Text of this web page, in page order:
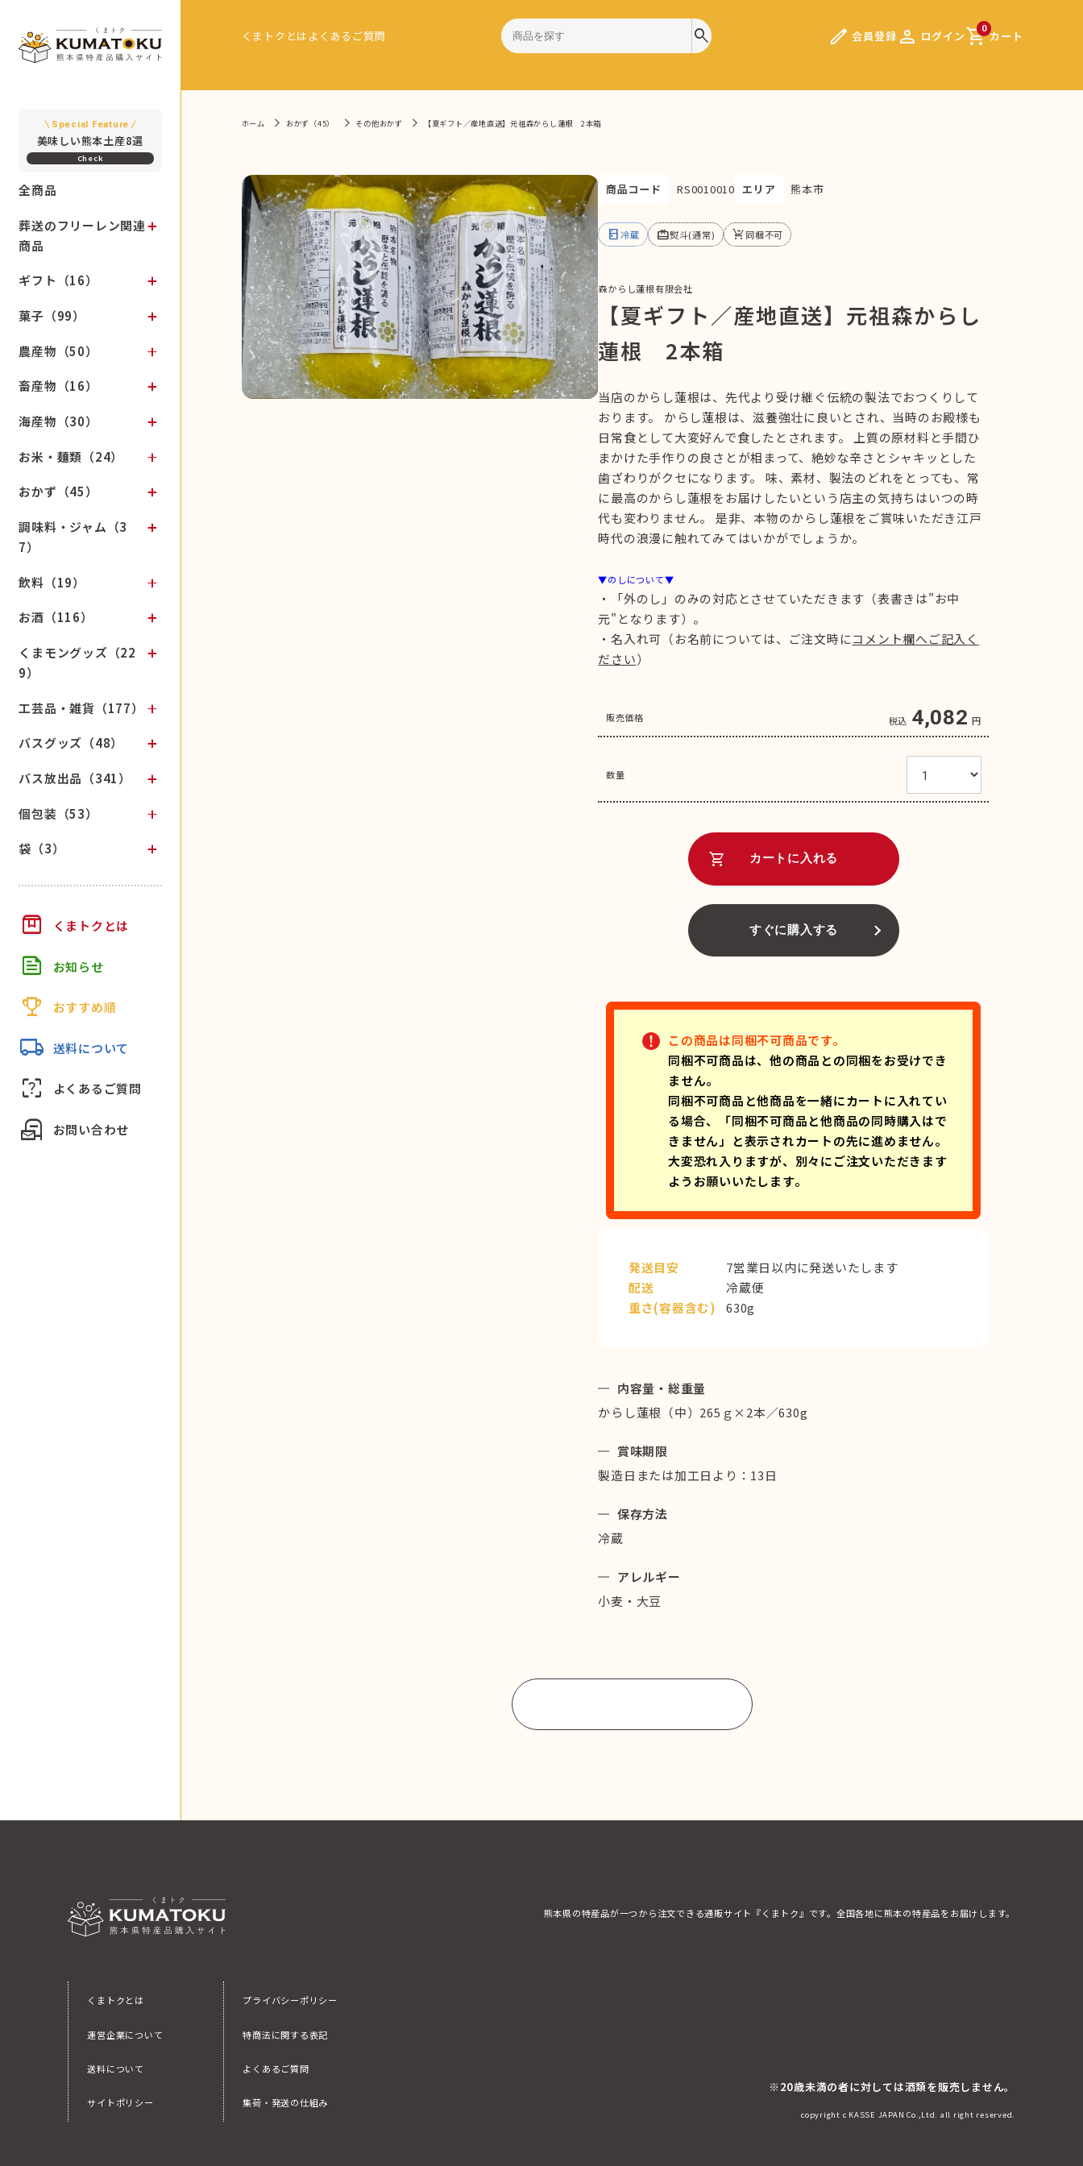
Special Feature
美味しい熊本土産8選
全商品
葬送のフリーレン関連
商品
ギフト（16）
菓子（99）
農産物（50）
畜産物（16）
海産物（30）
お米・麺類（24）
おかず（45）
調味料・ジャム（3
7）
飲料（19）
お酒（116）
くまモングッズ（22
9）
工芸品・雑貨（177）
バスグッズ（48）
バス放出品（341）
個包装（53）
袋（3）
box くまトクとは
feed お知らせ
trophy おすすめ順
local_shipping 送料について
indeterminate_question_box よくあるご質問
local_post_office お問い合わせ
くまトクとは よくあるご質問 search edit 会員登録 person ログイン 0
shopping_cartカート
ホーム おかず（45） その他おかず 【夏ギフト／産地直送】元祖森からし蓮根 2本箱
商品コード RS0010010 エリア 熊本市
kitchen冷蔵 redeem熨斗(通常) remove_shopping_cart同梱不可
森からし蓮根有限会社
【夏ギフト／産地直送】元祖森からし
蓮根 2本箱
当店のからし蓮根は、先代より受け継ぐ伝統の製法でおつくりして
おります。 からし蓮根は、滋養強壮に良いとされ、当時のお殿様も
日常食として大変好んで食したとされます。 上質の原材料と手間ひ
まかけた手作りの良さとが相まって、絶妙な辛さとシャキッとした
歯ざわりがクセになります。 味、素材、製法のどれをとっても、常
に最高のからし蓮根をお届けしたいという店主の気持ちはいつの時
代も変わりません。 是非、本物のからし蓮根をご賞味いただき江戸
時代の浪漫に触れてみてはいかがでしょうか。
▼のしについて▼
・「外のし」のみの対応とさせていただきます（表書きは"お中
元"となります）。
・名入れ可（お名前については、ご注文時にコメント欄へご記入く
ださい）
販売価格 税込 4,082 円
数量
shopping_cart カートに入れる
すぐに購入する
この商品は同梱不可商品です。
同梱不可商品は、他の商品との同梱をお受けでき
ません。
同梱不可商品と他商品を一緒にカートに入れてい
る場合、「同梱不可商品と他商品の同時購入はで
きません」と表示されカートの先に進めません。
大変恐れ入りますが、別々にご注文いただきます
ようお願いいたします。
発送目安
7営業日以内に発送いたします
配送
冷蔵便
重さ(容器含む)
630g
内容量・総重量
からし蓮根（中）265ｇ×2本／630g
賞味期限
製造日または加工日より：13日
保存方法
冷蔵
アレルギー
小麦・大豆
熊本県の特産品が一つから注文できる通販サイト『くまトク』です。全国各地に熊本の特産品をお届けします。
くまトクとは
運営企業について
送料について
サイトポリシー
プライバシーポリシー
特商法に関する表記
よくあるご質問
集荷・発送の仕組み
※20歳未満の者に対しては酒類を販売しません。
copyright c KASSE JAPAN Co.,Ltd. all right reserved.